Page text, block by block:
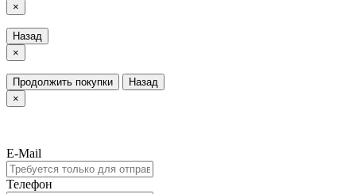
×
Назад
×
Продолжить покупки
Назад
×
E-Mail
Телефон